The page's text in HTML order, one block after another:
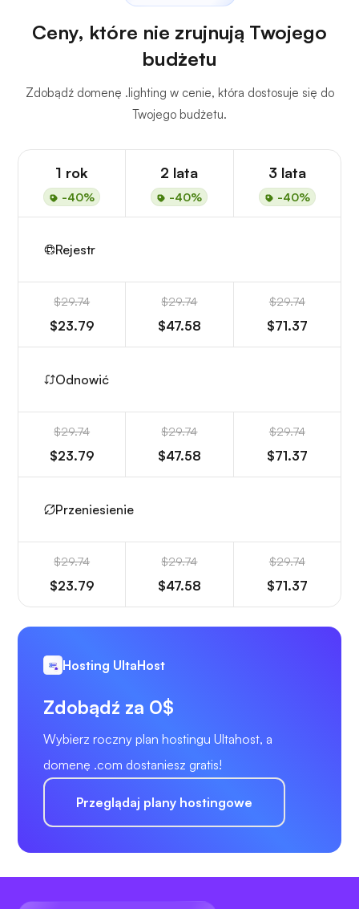
Ceny, które nie zrujnują Twojego
budżetu
Zdobądź domenę .lighting w cenie, która dostosuje się do
Twojego budżetu.
1 rok
-40%
2 lata
-40%
3 lata
-40%
Rejestr
$29.74
$23.79
$29.74
$47.58
$29.74
$71.37
Odnowić
$29.74
$23.79
$29.74
$47.58
$29.74
$71.37
Przeniesienie
$29.74
$23.79
$29.74
$47.58
$29.74
$71.37
Hosting UltaHost
Zdobądź za 0$
Wybierz roczny plan hostingu Ultahost, a
domenę .com dostaniesz gratis!
Przeglądaj plany hostingowe